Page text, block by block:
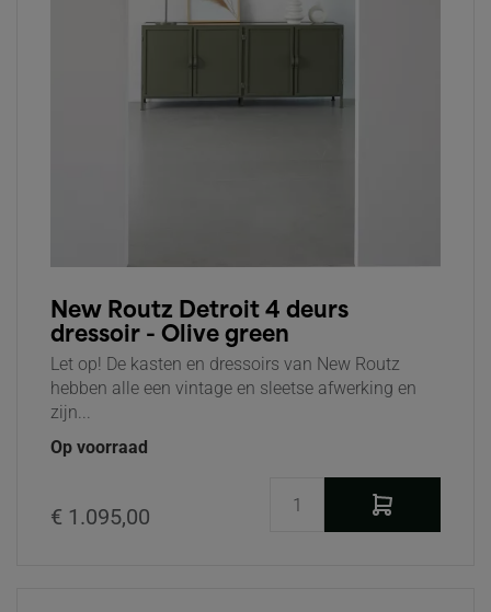
New Routz Detroit 4 deurs
dressoir - Olive green
Let op! De kasten en dressoirs van New Routz
hebben alle een vintage en sleetse afwerking en
zijn...
Op voorraad
€ 1.095,00